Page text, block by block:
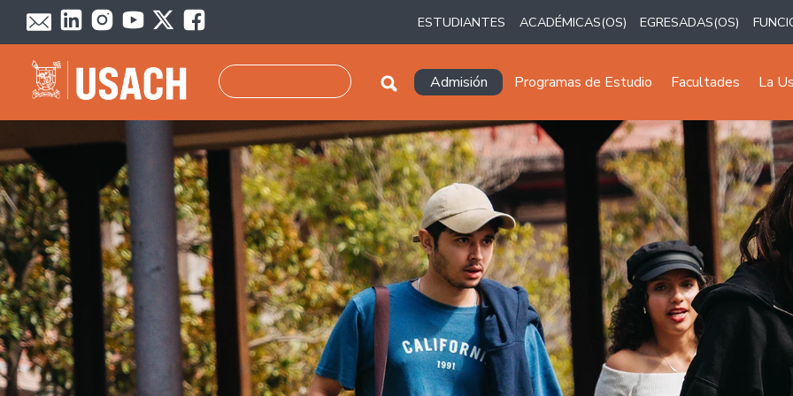
Pasar al contenido principal
ESTUDIANTES ACADÉMICAS(OS) EGRESADAS(OS)
Navegación principal
Admisión Programas de Estudio Facultades La